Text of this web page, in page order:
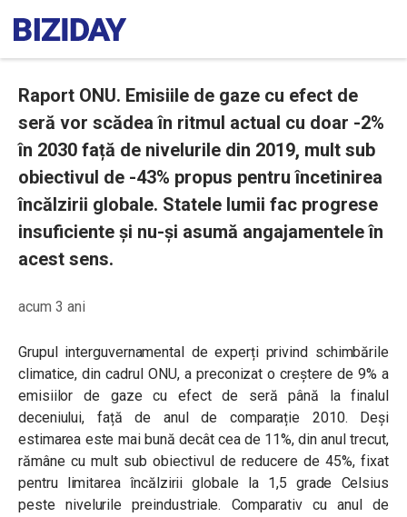
Raport ONU. Emisiile de gaze cu efect de
seră vor scădea în ritmul actual cu doar -2%
în 2030 față de nivelurile din 2019, mult sub
obiectivul de -43% propus pentru încetinirea
încălzirii globale. Statele lumii fac progrese
insuficiente și nu-și asumă angajamentele în
acest sens.
acum 3 ani
Grupul interguvernamental de experți privind schimbările
climatice, din cadrul ONU, a preconizat o creștere de 9% a
emisiilor de gaze cu efect de seră până la finalul
deceniului, față de anul de comparație 2010. Deși
estimarea este mai bună decât cea de 11%, din anul trecut,
rămâne cu mult sub obiectivul de reducere de 45%, fixat
pentru limitarea încălzirii globale la 1,5 grade Celsius
peste nivelurile preindustriale. Comparativ cu anul de